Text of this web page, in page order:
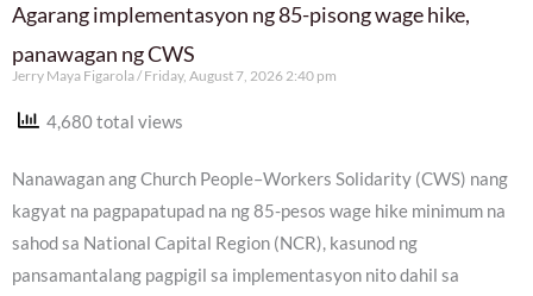
Agarang implementasyon ng 85-pisong wage hike,
panawagan ng CWS
Jerry Maya Figarola Friday, August 7, 2026 2:40 pm
4,680 total views
Nanawagan ang Church People–Workers Solidarity (CWS) nang
kagyat na pagpapatupad na ng 85-pesos wage hike minimum na
sahod sa National Capital Region (NCR), kasunod ng
pansamantalang pagpigil sa implementasyon nito dahil sa